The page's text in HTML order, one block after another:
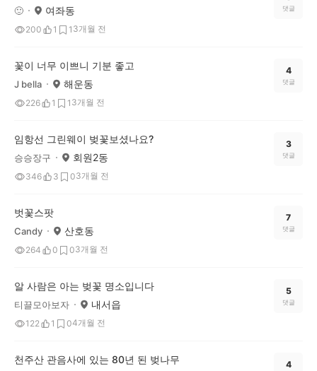
🙂 여좌동
200 1 1 3개월 전
댓글
꽃이 너무 이쁘니 기분 좋고
J bella 해운동
226 1 1 3개월 전
4
댓글
임항선 그린웨이 벚꽃보셨나요?
승승장구 회원2동
346 3 03개월 전
3
댓글
벗꽃스팟
Candy 산호동
264 0 03개월 전
7
댓글
알 사람은 아는 벚꽃 명소입니다
티끌모아보자 내서읍
122 1 04개월 전
5
댓글
천주산 관음사에 있는 80년 된 벚나무 4